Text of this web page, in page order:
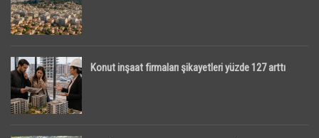
Konut inşaat firmaları şikayetleri yüzde 127 arttı